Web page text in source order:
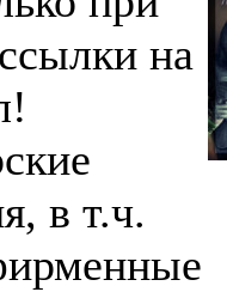
на
в т.ч.